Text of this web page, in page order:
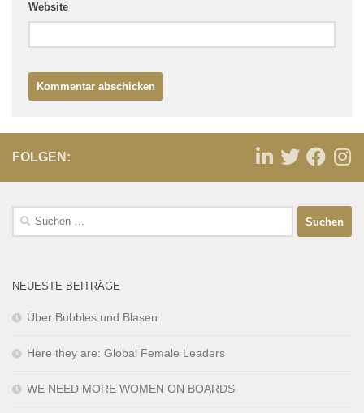
Website
FOLGEN:
NEUESTE BEITRÄGE
Über Bubbles und Blasen
Here they are: Global Female Leaders
WE NEED MORE WOMEN ON BOARDS